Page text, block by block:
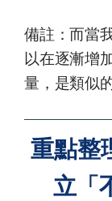
備註：而當
以在逐漸增
量，是類似
重點整
立「